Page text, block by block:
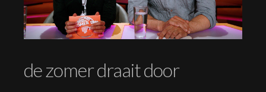
de zomer draait door